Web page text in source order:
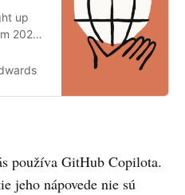
up
2023
používa GitHub Copilota.
jeho nápovede nie sú